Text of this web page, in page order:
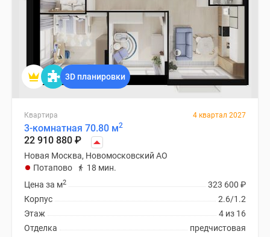
3D планировки
Квартира 4 квартал 2027
3-комнатная 70.80 м2
22 910 880 ₽
Новая Москва, Новомосковский АО
Потапово
18 мин.
323 600 ₽
Цена за м2
2.6/1.2
Корпус
4 из 16
Этаж
предчистовая
Отделка